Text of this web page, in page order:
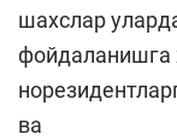
шахслар
фойдаланишга
ва